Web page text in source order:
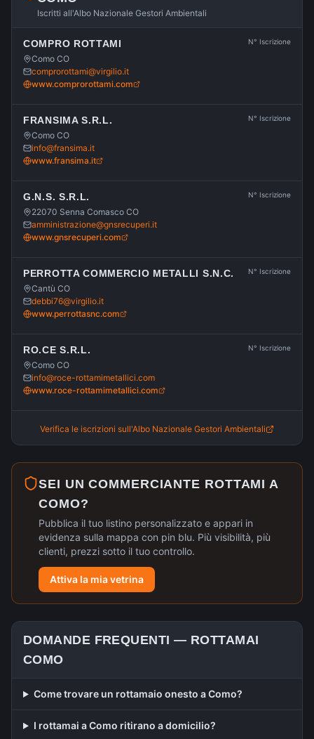
Iscritti all'Albo Nazionale Gestori Ambientali
COMPRO ROTTAMI
Como CO
comprorottami@virgilio.it
www.comprorottami.com
N° Iscrizione
FRANSIMA S.R.L.
Como CO
info@fransima.it
www.fransima.it
N° Iscrizione
G.N.S. S.R.L.
22070 Senna Comasco CO
amministrazione@gnsrecuperi.it
www.gnsrecuperi.com
N° Iscrizione
PERROTTA COMMERCIO METALLI S.N.C.
Cantù CO
debbi76@virgilio.it
www.perrottasnc.com
N° Iscrizione
RO.CE S.R.L.
Como CO
info@roce-rottamimetallici.com
www.roce-rottamimetallici.com
N° Iscrizione
Verifica le iscrizioni sull'Albo Nazionale Gestori Ambientali
SEI UN COMMERCIANTE ROTTAMI A
COMO?
Pubblica il tuo listino personalizzato e appari in
evidenza sulla mappa con pin blu. Più visibilità, più
clienti, prezzi sotto il tuo controllo.
Attiva la mia vetrina
DOMANDE FREQUENTI — ROTTAMAI
COMO
Come trovare un rottamaio onesto a Como?
I rottamai a Como ritirano a domicilio?